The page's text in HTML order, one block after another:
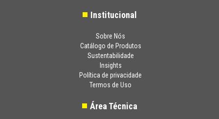
Institucional
Sobre Nós
Catálogo de Produtos
Sustentabilidade
Insights
Política de privacidade
Termos de Uso
Área Técnica